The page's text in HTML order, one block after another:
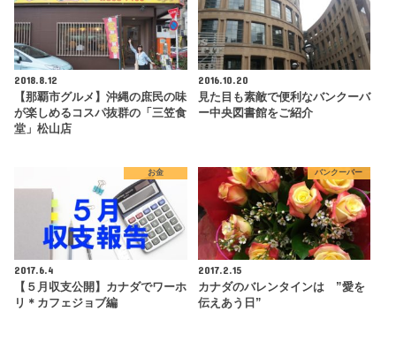
2018.8.12
【那覇市グルメ】沖縄の庶民の味
が楽しめるコスパ抜群の「三笠食
堂」松山店
2016.10.20
見た目も素敵で便利なバンクーバ
ー中央図書館をご紹介
お金
2017.6.4
【５月収支公開】カナダでワーホ
リ＊カフェジョブ編
バンクーバー
2017.2.15
カナダのバレンタインは ”愛を
伝えあう日”